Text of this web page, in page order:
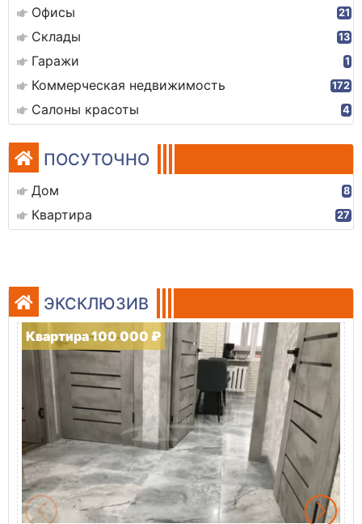
Офисы 21
Склады 13
Гаражи 1
Коммерческая недвижимость 172
Салоны красоты 4
ПОСУТОЧНО
Дом 8
Квартира 27
ЭКСКЛЮЗИВ
Квартира 100 000 ₽